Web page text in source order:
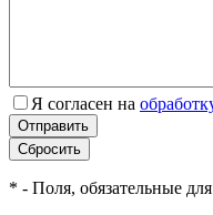
Я согласен на
* - Поля, обязательные